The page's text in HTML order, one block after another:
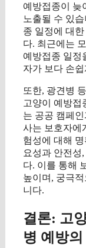
예방접종이 늦
노출될 수 있
종 일정에 대
다. 최근에는
예방접종 일정
자가 보다 손
또한, 광견병
고양이 예방접
는 공공 캠페
사는 보호자에
험성에 대해
요성과 안전성
다. 이를 통해
높이며, 궁극
니다.
결론: 고
병 예방